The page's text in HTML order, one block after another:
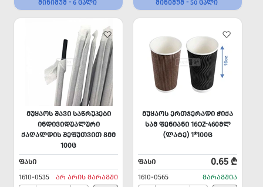
ᲛᲘᲜᲘᲛᲣᲛ - 6 ᲪᲐᲚᲘ ᲛᲘᲜᲘᲛᲣᲛ - 50 ᲪᲐᲚᲘ
ᲛᲣᲧᲐᲝᲡ ᲨᲐᲕᲘ ᲡᲐᲬᲠᲣᲞᲔᲑᲘ
ᲘᲜᲓᲘᲕᲘᲓᲣᲐᲚᲣᲠᲘ
ᲥᲐᲦᲐᲚᲓᲘᲡ ᲨᲔᲤᲣᲗᲕᲘᲗ 8ᲛᲛ
100Ც
ᲤᲐᲡᲘ
1610-0535
ᲐᲠ ᲐᲠᲘᲡ ᲛᲐᲠᲐᲒᲨᲘ
ᲛᲣᲧᲐᲝᲡ ᲔᲠᲗᲯᲔᲠᲐᲓᲘ ᲭᲘᲥᲐ
ᲡᲐᲛ ᲤᲔᲜᲘᲐᲜᲘ 16OZ-460ᲛᲚ
(ᲚᲐᲢᲔ) 1*100Ც
ᲤᲐᲡᲘ 0.65 ₾
1610-0565 ᲛᲐᲠᲐᲒᲨᲘᲐ